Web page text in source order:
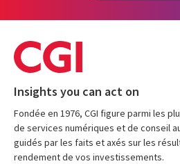
Insights you can act on
Fondée en 1976, CGI figure parmi les
de services numériques et de conseil
guidés par les faits et axés sur les
rendement de vos investissements.